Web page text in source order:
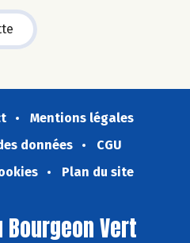
Mentions légales
données
CGU
Plan du site
Bourgeon Vert